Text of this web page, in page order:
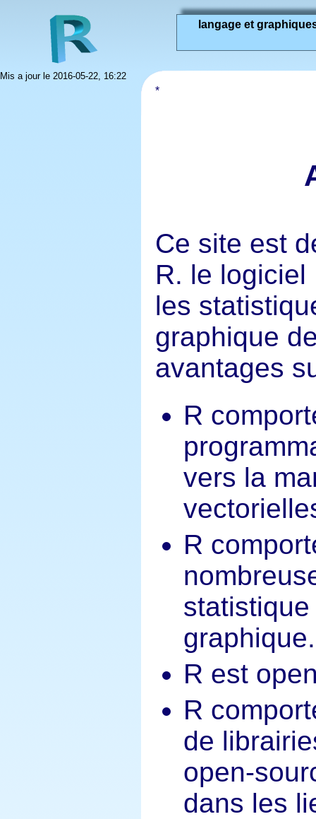
langage et
Mis a jour le 2016-05-22, 16:22
Ce site est
R. le
les
graphique
avantages
R
vers la
R
graphique.
R est
R
de
open-
dans les